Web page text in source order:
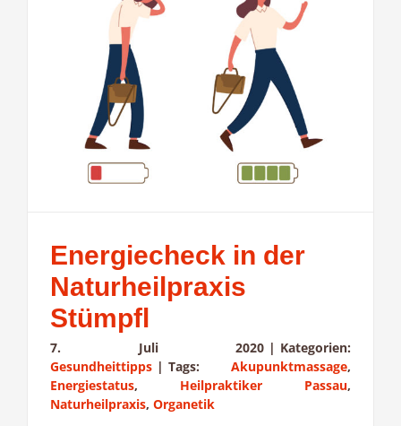
Energiecheck in der
Naturheilpraxis
Stümpfl
7. Juli 2020 | Kategorien:
Gesundheittipps | Tags: Akupunktmassage,
Energiestatus, Heilpraktiker Passau,
Naturheilpraxis, Organetik